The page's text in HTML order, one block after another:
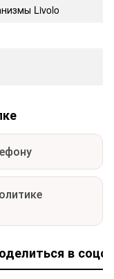
Livolo
в